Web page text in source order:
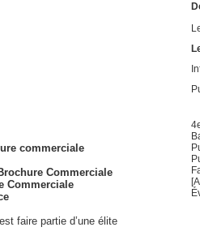
commerciale
Commerciale
Commerciale
faire partie d’une élite